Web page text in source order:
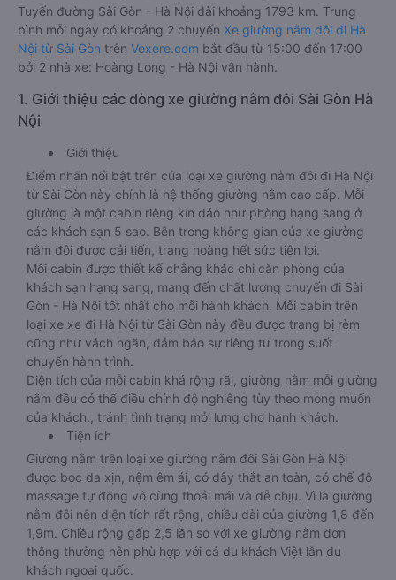
Tuyến đường Sài Gòn - Hà Nội dài khoảng 1793 km. Trung
bình mỗi ngày có khoảng 2 chuyến Xe giường nằm đôi đi Hà
Nội từ Sài Gòn trên Vexere.com bắt đầu từ 15:00 đến 17:00
bởi 2 nhà xe: Hoàng Long - Hà Nội vận hành.
1. Giới thiệu các dòng xe giường nằm đôi Sài Gòn Hà
Nội
Giới thiệu
Điểm nhấn nổi bật trên của loại xe giường nằm đôi đi Hà Nội
từ Sài Gòn này chính là hệ thống giường nằm cao cấp. Mỗi
giường là một cabin riêng kín đáo như phòng hạng sang ở
các khách sạn 5 sao. Bên trong không gian của xe giường
nằm đôi được cải tiến, trang hoàng hết sức tiện lợi.
Mỗi cabin được thiết kế chẳng khác chi căn phòng của
khách sạn hạng sang, mang đến chất lượng chuyến đi Sài
Gòn - Hà Nội tốt nhất cho mỗi hành khách. Mỗi cabin trên
loại xe xe đi Hà Nội từ Sài Gòn này đều được trang bị rèm
cũng như vách ngăn, đảm bảo sự riêng tư trong suốt
chuyến hành trình.
Diện tích của mỗi cabin khá rộng rãi, giường nằm mỗi giường
nằm đều có thể điều chỉnh độ nghiêng tùy theo mong muốn
của khách., tránh tình trạng mỏi lưng cho hành khách.
Tiện ích
Giường nằm trên loại xe giường nằm đôi Sài Gòn Hà Nội
được bọc da xịn, nệm êm ái, có dây thắt an toàn, có chế độ
massage tự động vô cùng thoải mái và dễ chịu. Vì là giường
nằm đôi nên diện tích rất rộng, chiều dài của giường 1,8 đến
1,9m. Chiều rộng gấp 2,5 lần so với xe giường nằm đơn
thông thường nên phù hợp với cả du khách Việt lẫn du
khách ngoại quốc.